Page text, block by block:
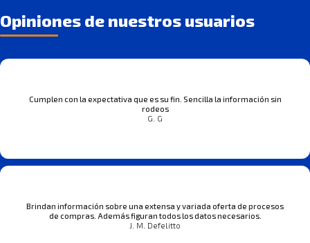
Opiniones de nuestros usuarios
Cumplen con la expectativa que es su fin. Sencilla la información sin
rodeos
G. G
Brindan información sobre una extensa y variada oferta de procesos
de compras. Además figuran todos los datos necesarios.
J. M. Defelitto